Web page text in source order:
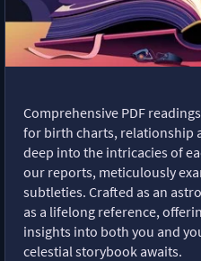
Comprehensive PDF
for birth charts, relationship
deep into the intricacies of
our reports, meticulously
subtleties. Crafted as an
as a lifelong reference,
insights into both you and
celestial storybook awaits.